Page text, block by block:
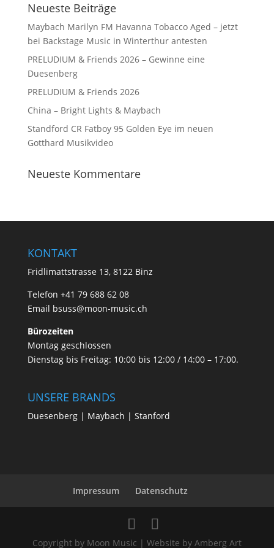
Neueste Beiträge
Maybach Marilyn FM Havanna Tobacco Aged – jetzt
bei Backstage Music in Winterthur antesten
PRELUDIUM & Friends 2026 – Gewinne eine
Duesenberg
PRELUDIUM & Friends 2026
China – Bright Lights & Maybach
Standford CR Fatboy 95 Golden Eye im neuen
Gotthard Musikvideo
Neueste Kommentare
KONTAKT
Fridlimattstrasse 13, 8122 Binz
Telefon +41 79 688 62 08
Email bsuss@moon-music.ch
Bürozeiten
Montag geschlossen
Dienstag bis Freitag: 10:00 bis 12:00 / 14:00 – 17:00.
UNSERE BRANDS
Duesenberg | Maybach | Stanford
Impressum Datenschutz
Copyright by Moon Music | Website by Amberg Art